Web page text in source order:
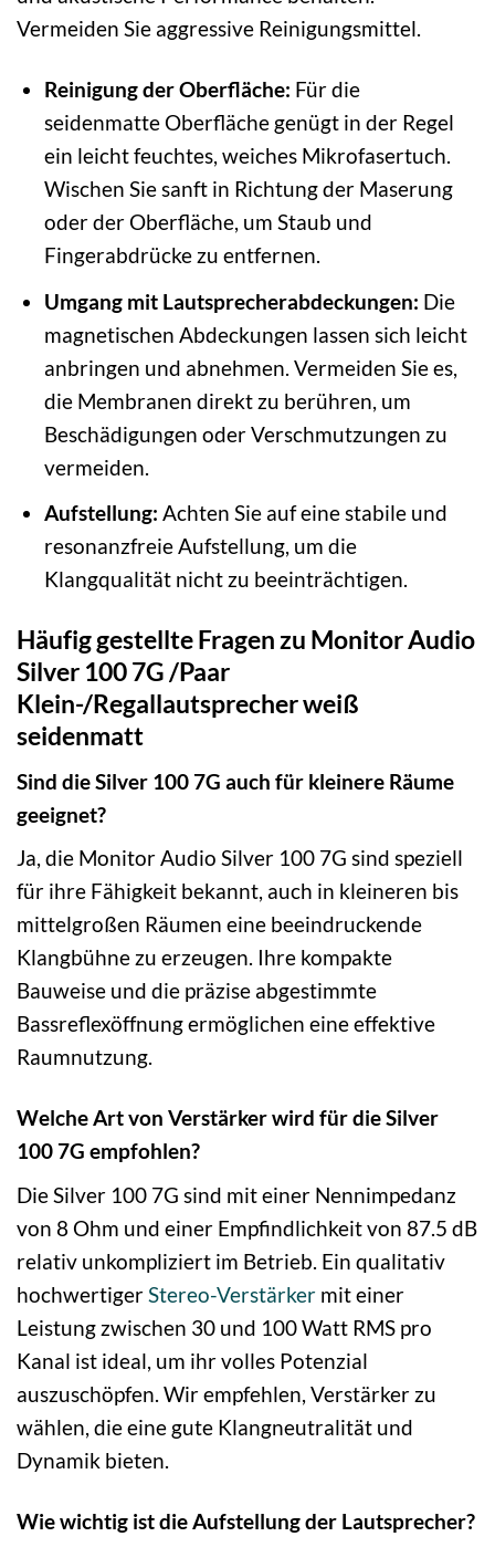
Vermeiden Sie aggressive Reinigungsmittel.
Reinigung der Oberfläche: Für die
seidenmatte Oberfläche genügt in der Regel
ein leicht feuchtes, weiches Mikrofasertuch.
Wischen Sie sanft in Richtung der Maserung
oder der Oberfläche, um Staub und
Fingerabdrücke zu entfernen.
Umgang mit Lautsprecherabdeckungen: Die
magnetischen Abdeckungen lassen sich leicht
anbringen und abnehmen. Vermeiden Sie es,
die Membranen direkt zu berühren, um
Beschädigungen oder Verschmutzungen zu
vermeiden.
Aufstellung: Achten Sie auf eine stabile und
resonanzfreie Aufstellung, um die
Klangqualität nicht zu beeinträchtigen.
Häufig gestellte Fragen zu Monitor Audio
Silver 100 7G /Paar
Klein-/Regallautsprecher weiß
seidenmatt
Sind die Silver 100 7G auch für kleinere Räume
geeignet?
Ja, die Monitor Audio Silver 100 7G sind speziell
für ihre Fähigkeit bekannt, auch in kleineren bis
mittelgroßen Räumen eine beeindruckende
Klangbühne zu erzeugen. Ihre kompakte
Bauweise und die präzise abgestimmte
Bassreflexöffnung ermöglichen eine effektive
Raumnutzung.
Welche Art von Verstärker wird für die Silver
100 7G empfohlen?
Die Silver 100 7G sind mit einer Nennimpedanz
von 8 Ohm und einer Empfindlichkeit von 87.5 dB
relativ unkompliziert im Betrieb. Ein qualitativ
hochwertigerStereo-Verstärker mit einer
Leistung zwischen 30 und 100 Watt RMS pro
Kanal ist ideal, um ihr volles Potenzial
auszuschöpfen. Wir empfehlen, Verstärker zu
wählen, die eine gute Klangneutralität und
Dynamik bieten.
Wie wichtig ist die Aufstellung der Lautsprecher?